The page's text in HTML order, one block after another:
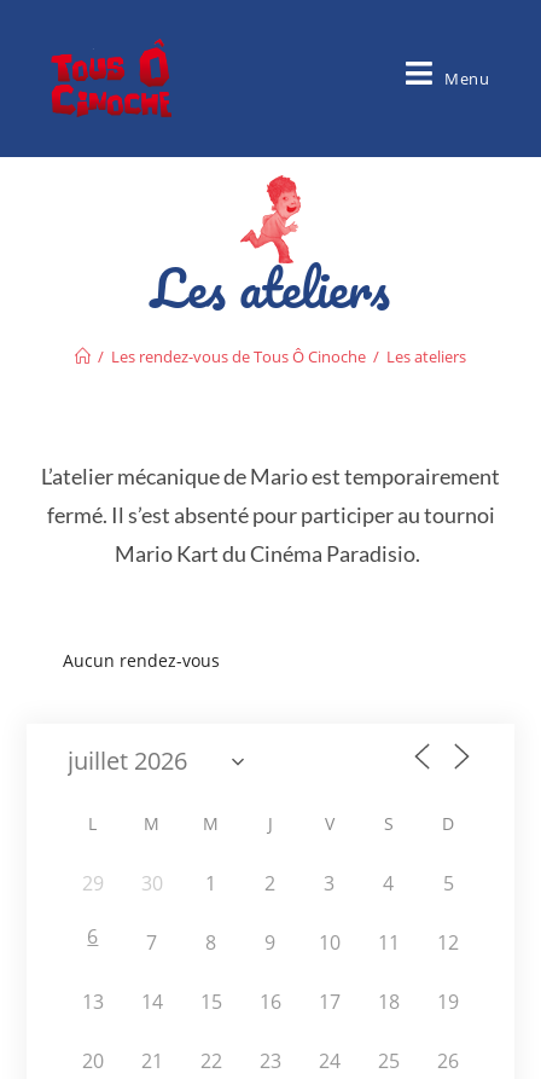
Menu
Les ateliers
/ Les rendez-vous de Tous Ô Cinoche / Les ateliers
L’atelier mécanique de Mario est temporairement
fermé. Il s’est absenté pour participer au tournoi
Mario Kart du Cinéma Paradisio.
Aucun rendez-vous
L M M J V S D
29 30 1 2 3 4 5
6 7 8 9 10 11 12
13 14 15 16 17 18 19
20 21 22 23 24 25 26